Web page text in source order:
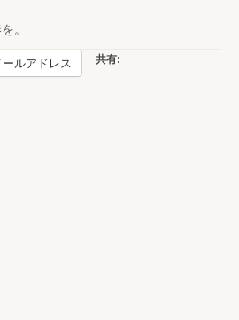
。
共有:
ールアドレス